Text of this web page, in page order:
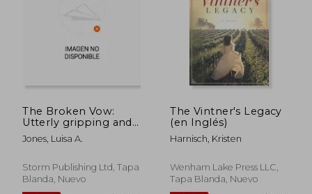
The Broken Vow:
Utterly gripping and
emotional historical
fiction (en Inglés)
Jones, Luisa A.
Storm Publishing Ltd, Tapa
Blanda, Nuevo
The Vintner's Legacy
(en Inglés)
Harnisch, Kristen
Wenham Lake Press LLC,
Tapa Blanda, Nuevo